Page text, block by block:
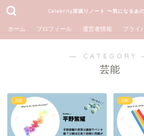
Celebrity深掘りノート 〜気になるあ
ホーム プロフィール 運営者情報 プライ
― CATEGORY
芸能
芸能 芸能